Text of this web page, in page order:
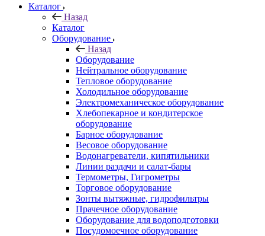
Каталог
Назад
Каталог
Оборудование
Назад
Оборудование
Нейтральное оборудование
Тепловое оборудование
Холодильное оборудование
Электромеханическое оборудование
Хлебопекарное и кондитерское
оборудование
Барное оборудование
Весовое оборудование
Водонагреватели, кипятильники
Линии раздачи и салат-бары
Термометры, Гигрометры
Торговое оборудование
Зонты вытяжные, гидрофильтры
Прачечное оборудование
Оборудование для водоподготовки
Посудомоечное оборудование